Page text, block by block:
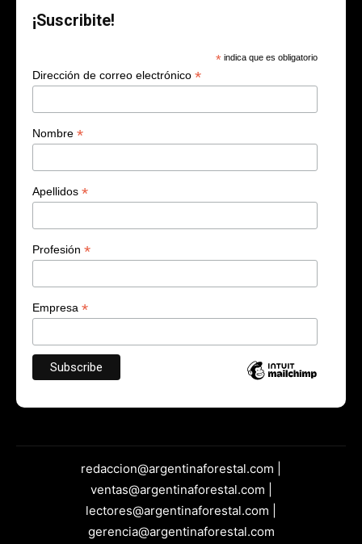
¡Suscribite!
* indica que es obligatorio
Dirección de correo electrónico *
Nombre *
Apellidos *
Profesión *
Empresa *
redaccion@argentinaforestal.com |
ventas@argentinaforestal.com |
lectores@argentinaforestal.com |
gerencia@argentinaforestal.com